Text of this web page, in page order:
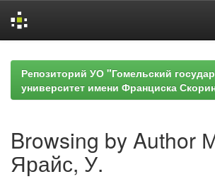
navigationРепозиторий УО "Гомельский
университет имени Франциска
Browsing by Author
Ярайс, У.